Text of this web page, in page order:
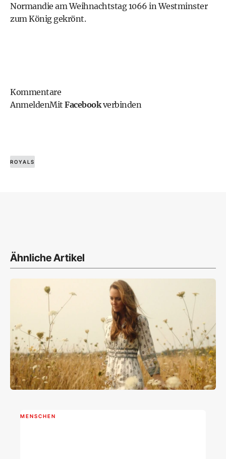
Normandie am Weihnachtstag 1066 in Westminster
zum König gekrönt.
Kommentare
AnmeldenMit Facebookverbinden
ROYALS
Ähnliche Artikel
MENSCHEN